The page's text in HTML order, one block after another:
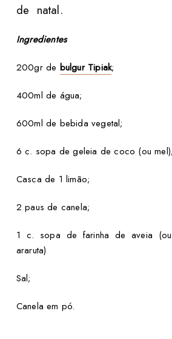
de natal.
Ingredientes
200gr de bulgur Tipiak;
400ml de água;
600ml de bebida vegetal;
6 c. sopa degeleia de coco (ou mel);
Casca de 1 limão;
2 paus de canela;
1 c. sopa de farinha de aveia
araruta)
Sal;
Canela em pó.